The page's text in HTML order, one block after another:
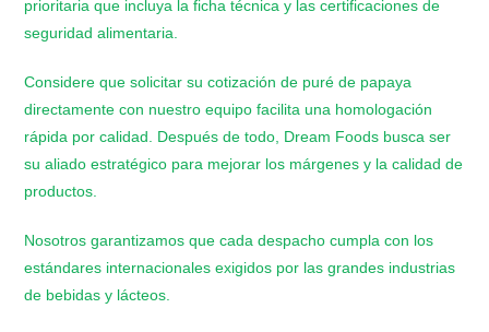
prioritaria que incluya la ficha técnica y las certificaciones de
seguridad alimentaria.
Considere que solicitar su cotización de puré de papaya
directamente con nuestro equipo facilita una homologación
rápida por calidad. Después de todo, Dream Foods busca ser
su aliado estratégico para mejorar los márgenes y la calidad de
productos.
Nosotros garantizamos que cada despacho cumpla con los
estándares internacionales exigidos por las grandes industrias
de bebidas y lácteos.